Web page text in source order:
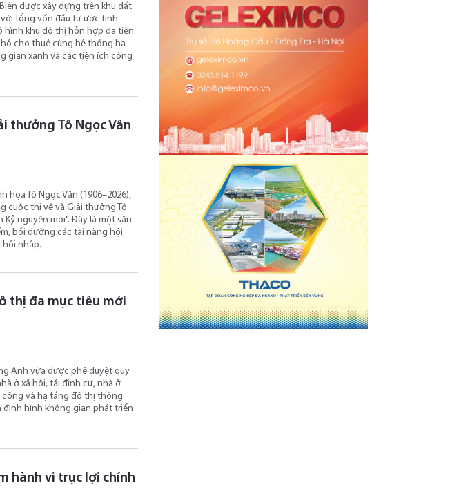
được xây dựng trên khu đất
tổng vốn đầu tư ước tính
hình khu đô thị hỗn hợp đa tiện
cho thuê cùng hệ thống hạ
gian xanh và các tiện ích công
thưởng Tô Ngọc Vân
họa Tô Ngọc Vân (1906–2026),
cuộc thi vẽ và Giải thưởng Tô
Kỷ nguyên mới". Đây là một sân
bồi dưỡng các tài năng hội
hội nhập.
thị đa mục tiêu mới
Anh vừa được phê duyệt quy
ở xã hội, tái định cư, nhà ở
và hạ tầng đô thị thông
định hình không gian phát triển
hành vi trục lợi chính